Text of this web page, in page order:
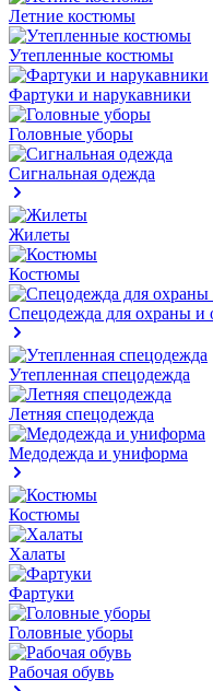
Летние костюмы
Утепленные костюмы
Фартуки и нарукавники
Головные уборы
Сигнальная одежда
Жилеты
Костюмы
Спецодежда для охраны и
Утепленная спецодежда
Летняя спецодежда
Медодежда и униформа
Костюмы
Халаты
Фартуки
Головные уборы
Рабочая обувь